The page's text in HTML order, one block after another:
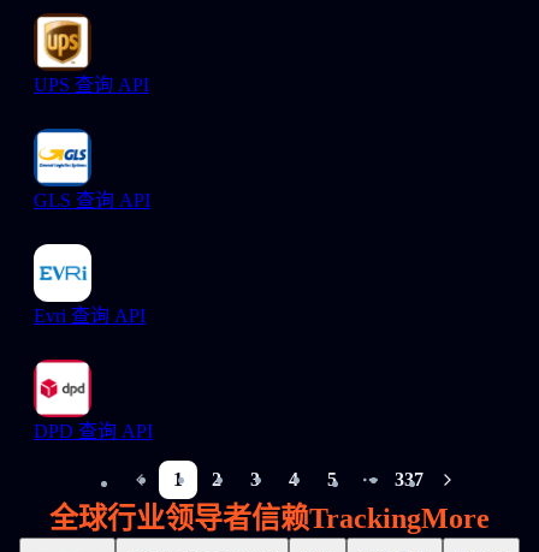
UPS 查询 API
GLS 查询 API
Evri 查询 API
DPD 查询 API
1 2 3 4 5
More pages
337
全球行业领导者信赖TrackingMore